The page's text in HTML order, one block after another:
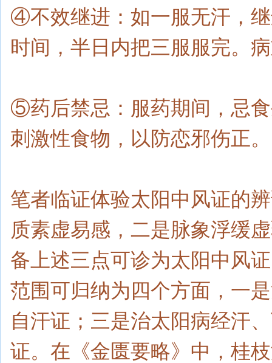
④不效继进：如一服无汗，
时间，半日内把三服服完。
⑤药后禁忌：服药期间，忌
刺激性食物，以防恋邪伤正。
笔者临证体验太阳中风证的
质素虚易感，二是脉象浮缓
备上述三点可诊为太阳中风
范围可归纳为四个方面，一
自汗证；三是治太阳病经汗
证。在《金匮要略》中，桂